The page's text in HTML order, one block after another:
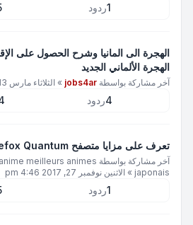
1ردود
الهجرة الى المانيا وشرح الحصول على
الهجرة الألماني الجديد
آخر مشاركة بواسطة jobs4ar
» الثلاثاء مارس 13, 2018 6:07 pm
4ردود
تعرف على مزايا متصفح Firefox Quantum الجديدة
آخر مشاركة بواسطة meilleurs animes
japonais
» الاثنين نوفمبر 27, 2017 4:46 pm
1ردود